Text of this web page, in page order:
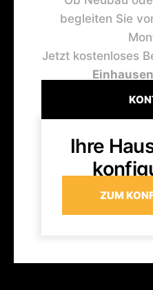
begleiten Sie
Jetzt kostenloses
Einhausen
Ihre
ZUM